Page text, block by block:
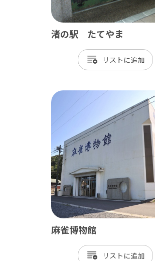
鋸南町
渚の駅 たてやま
リスト
麻雀博物館
リスト